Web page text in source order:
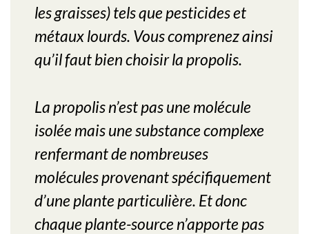
les graisses) tels que pesticides et
métaux lourds. Vous comprenez ainsi
qu’il faut bien choisir la propolis.
La propolis n’est pas une molécule
isolée mais une substance complexe
renfermant de nombreuses
molécules provenant spécifiquement
d’une plante particulière. Et donc
chaque plante-source n’apporte pas